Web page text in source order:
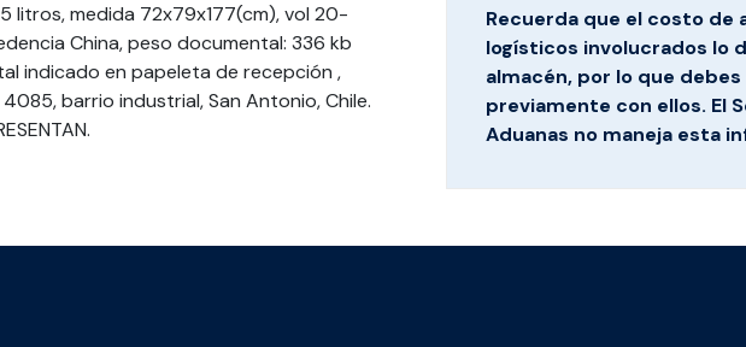
medida 72x79x177(cm), vol 20-
China, peso documental: 336 kb
indicado en papeleta de recepción ,
barrio industrial, San Antonio, Chile.
Recuerda que el costo de
logísticos involucrados lo
almacén, por lo que
previamente con ellos. El
Aduanas no maneja esta